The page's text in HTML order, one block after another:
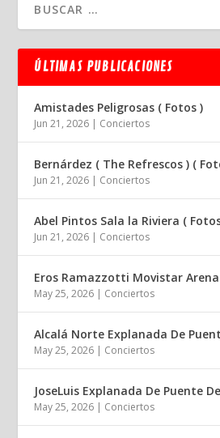
ÚLTIMAS PUBLICACIONES
Amistades Peligrosas ( Fotos )
Jun 21, 2026 | Conciertos
Bernárdez ( The Refrescos ) (
Jun 21, 2026 | Conciertos
Abel Pintos Sala la Riviera (
Jun 21, 2026 | Conciertos
Eros Ramazzotti Movistar
May 25, 2026 | Conciertos
Alcalá Norte Explanada De
May 25, 2026 | Conciertos
JoseLuis Explanada De Puente
May 25, 2026 | Conciertos